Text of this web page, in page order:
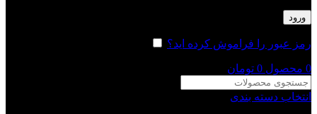
ورود
رمز عبور را فراموش کرده اید؟
0 محصول 0 تومان
انتخاب دسته بندی